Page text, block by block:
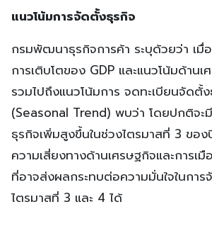
แนวโน้มการจัดตั้งธุรกิจ
กรมพัฒนาธุรกิจการค้า ระบุด้วยว่า เมื่
การเติบโตของ GDP และแนวโน้มด้าน
รวมไปถึงแนวโน้มการ จดทะเบียนจัดตั้
(Seasonal Trend) พบว่า โดยปกติจะ
ธุรกิจเพิ่มสูงขึ้นในช่วงไตรมาสที่ 3 ขอ
ความเสี่ยงทางด้านเศรษฐกิจและการเ
ที่อาจส่งผลกระทบต่อความมั่นใจในกา
ไตรมาสที่ 3 และ 4 ได้